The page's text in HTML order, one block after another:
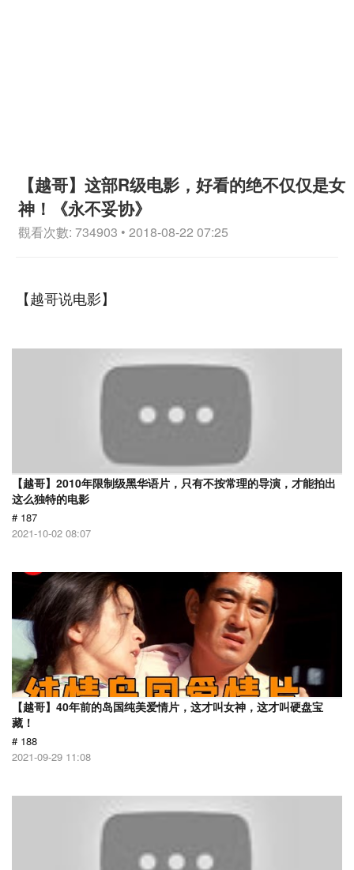
【越哥】这部R级电影，好看的绝不仅仅是女
神！《永不妥协》
觀看次數: 734903 • 2018-08-22 07:25
【越哥说电影】
【越哥】2010年限制级黑华语片，只有不按常理的导演，才能拍出
这么独特的电影
# 187
2021-10-02 08:07
【越哥】40年前的岛国纯美爱情片，这才叫女神，这才叫硬盘宝
藏！
# 188
2021-09-29 11:08